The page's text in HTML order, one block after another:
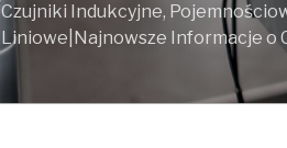
Czujniki Indukcyjne,
Liniowe|Najnowsze Informacje o